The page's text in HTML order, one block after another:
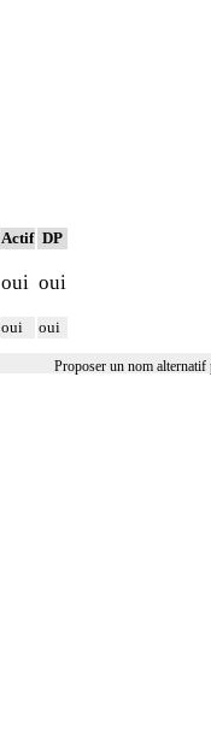
Actif DP
oui oui
oui oui
Proposer un nom